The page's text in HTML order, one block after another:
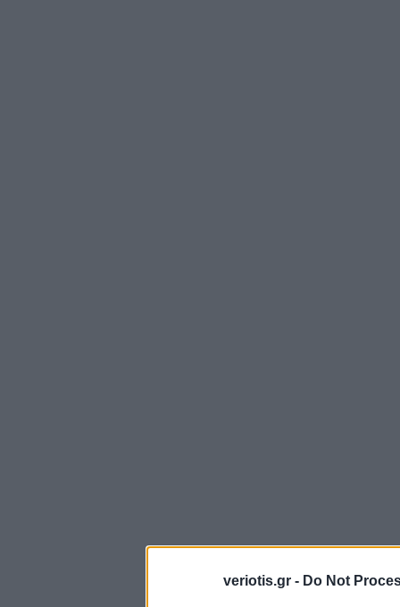
veriotis.gr - Do Not